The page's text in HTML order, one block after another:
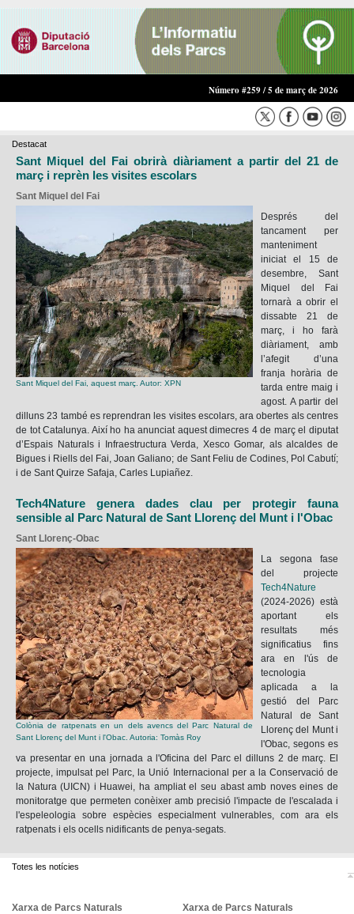
Número #259 / 5 de març de 2026
Destacat
Sant Miquel del Fai obrirà diàriament a partir del 21 de
març i reprèn les visites escolars
Sant Miquel del Fai
Sant Miquel del Fai, aquest març. Autor: XPN
Després del
tancament per
manteniment
iniciat el 15 de
desembre, Sant
Miquel del Fai
tornarà a obrir el
dissabte 21 de
març, i ho farà
diàriament, amb
l’afegit d’una
franja horària de
tarda entre maig i
agost. A partir del
dilluns 23 també es reprendran les visites escolars, ara obertes als centres
de tot Catalunya. Així ho ha anunciat aquest dimecres 4 de març el diputat
d’Espais Naturals i Infraestructura Verda, Xesco Gomar, als alcaldes de
Bigues i Riells del Fai, Joan Galiano; de Sant Feliu de Codines, Pol Cabutí;
i de Sant Quirze Safaja, Carles Lupiañez.
Tech4Nature genera dades clau per protegir fauna
sensible al Parc Natural de Sant Llorenç del Munt i l'Obac
Sant Llorenç-Obac
Colònia de ratpenats en un dels avencs del Parc Natural de
Sant Llorenç del Munt i l'Obac. Autoria: Tomàs Roy
La segona fase
del projecte
Tech4Nature
(2024-2026) està
aportant els
resultats més
significatius fins
ara en l'ús de
tecnologia
aplicada a la
gestió del Parc
Natural de Sant
Llorenç del Munt i
l'Obac, segons es
va presentar en una jornada a l'Oficina del Parc el dilluns 2 de març. El
projecte, impulsat pel Parc, la Unió Internacional per a la Conservació de
la Natura (UICN) i Huawei, ha ampliat el seu abast amb noves eines de
monitoratge que permeten conèixer amb precisió l'impacte de l'escalada i
l'espeleologia sobre espècies especialment vulnerables, com ara els
ratpenats i els ocells nidificants de penya-segats.
Totes les notícies
Xarxa de Parcs Naturals Xarxa de Parcs Naturals